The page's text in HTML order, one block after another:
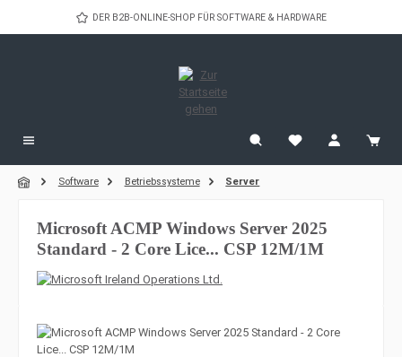
Zum Hauptinhalt springenDER B2B-ONLINE-SHOP FÜR SOFTWARE & HARDWARE
Software Betriebssysteme Server
Microsoft ACMP Windows Server 2025
Standard - 2 Core Lice... CSP 12M/1M
Bildergalerie überspringen